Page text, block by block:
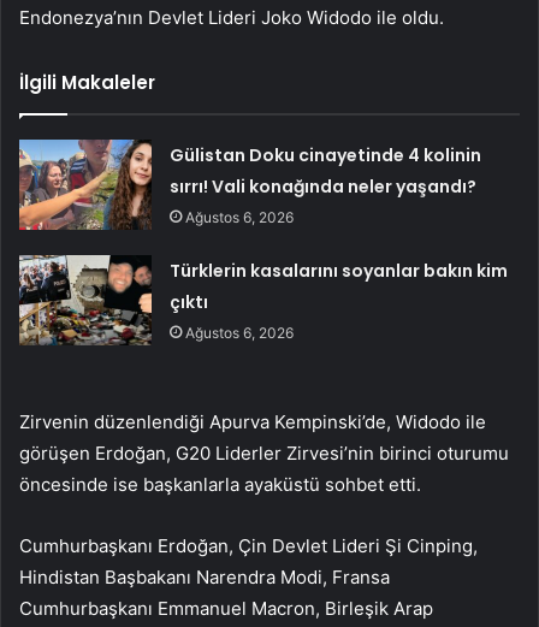
Endonezya’nın Devlet Lideri Joko Widodo ile oldu.
İlgili Makaleler
Gülistan Doku cinayetinde 4 kolinin
sırrı! Vali konağında neler yaşandı?
Ağustos 6, 2026
Türklerin kasalarını soyanlar bakın kim
çıktı
Ağustos 6, 2026
Zirvenin düzenlendiği Apurva Kempinski’de, Widodo ile
görüşen Erdoğan, G20 Liderler Zirvesi’nin birinci oturumu
öncesinde ise başkanlarla ayaküstü sohbet etti.
Cumhurbaşkanı Erdoğan, Çin Devlet Lideri Şi Cinping,
Hindistan Başbakanı Narendra Modi, Fransa
Cumhurbaşkanı Emmanuel Macron, Birleşik Arap